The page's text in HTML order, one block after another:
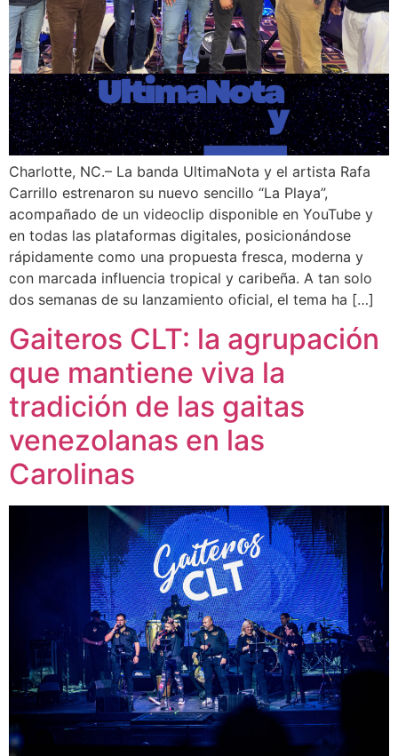
Charlotte, NC.– La banda UltimaNota y el artista Rafa
Carrillo estrenaron su nuevo sencillo “La Playa”,
acompañado de un videoclip disponible en YouTube y
en todas las plataformas digitales, posicionándose
rápidamente como una propuesta fresca, moderna y
con marcada influencia tropical y caribeña. A tan solo
dos semanas de su lanzamiento oficial, el tema ha […]
Gaiteros CLT: la agrupación
que mantiene viva la
tradición de las gaitas
venezolanas en las
Carolinas